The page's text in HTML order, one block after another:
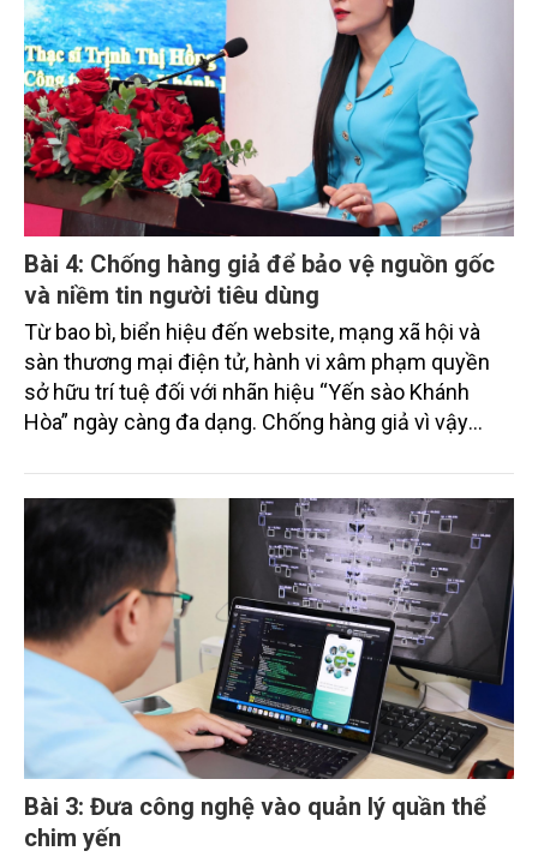
Bài 4: Chống hàng giả để bảo vệ nguồn gốc
và niềm tin người tiêu dùng
Từ bao bì, biển hiệu đến website, mạng xã hội và
sàn thương mại điện tử, hành vi xâm phạm quyền
sở hữu trí tuệ đối với nhãn hiệu “Yến sào Khánh
Hòa” ngày càng đa dạng. Chống hàng giả vì vậy
hiệu, mà còn liên quan trực tiếp đến quyền lợi người
tiêu dùng, trật tự thị trường và uy tín của sản phẩm
yến sào Việt Nam.
Bài 3: Đưa công nghệ vào quản lý quần thể
chim yến